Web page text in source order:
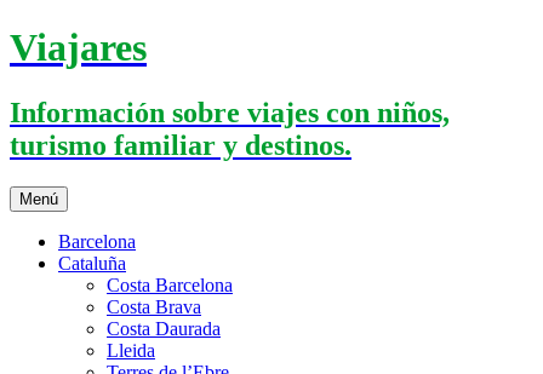
Saltar
al
Viajares
Información sobre viajes con niños,
turismo familiar y destinos.
Menú
Barcelona
Cataluña
Costa Barcelona
Costa Brava
Costa Daurada
Lleida